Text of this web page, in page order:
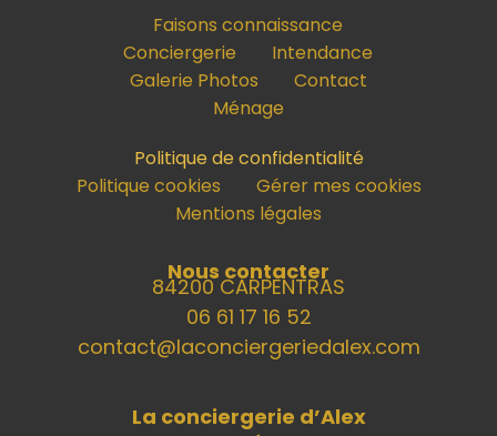
Faisons connaissance
Conciergerie
Intendance
Galerie Photos
Contact
Ménage
Politique de confidentialité
Politique cookies
Gérer mes cookies
Mentions légales
Nous contacter
84200 CARPENTRAS
06 61 17 16 52
contact@laconciergeriedalex.com
La conciergerie d’Alex